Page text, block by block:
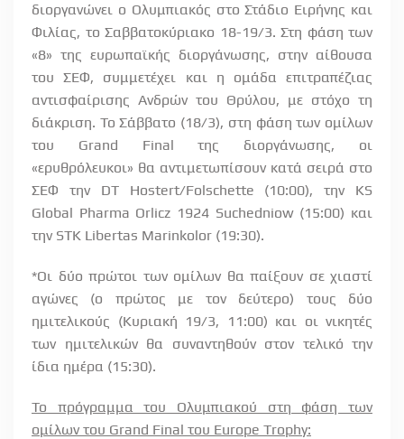
διοργανώνει ο Ολυμπιακός στο Στάδιο Ειρήνης και
Φιλίας, το Σαββατοκύριακο 18-19/3. Στη φάση των
«8» της ευρωπαϊκής διοργάνωσης, στην αίθουσα
του ΣΕΦ, συμμετέχει και η ομάδα επιτραπέζιας
αντισφαίρισης Ανδρών του Θρύλου, με στόχο τη
διάκριση. Το Σάββατο (18/3), στη φάση των ομίλων
του Grand Final της διοργάνωσης, οι
«ερυθρόλευκοι» θα αντιμετωπίσουν κατά σειρά στο
ΣΕΦ την DT Hostert/Folschette (10:00), την KS
Global Pharma Orlicz 1924 Suchedniow (15:00) και
την STK Libertas Marinkolor (19:30).
*Οι δύο πρώτοι των ομίλων θα παίξουν σε χιαστί
αγώνες (ο πρώτος με τον δεύτερο) τους δύο
ημιτελικούς (Κυριακή 19/3, 11:00) και οι νικητές
των ημιτελικών θα συναντηθούν στον τελικό την
ίδια ημέρα (15:30).
Το πρόγραμμα του Ολυμπιακού στη φάση των
ομίλων του Grand Final του Europe Trophy: